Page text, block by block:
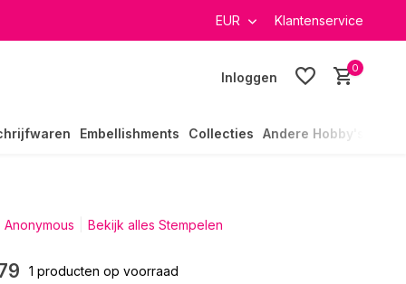
EUR Klantenservice
Inloggen
0
Embellishments Collecties Andere Hobby's
Anonymous Bekijk alles Stempelen
1 producten op voorraad